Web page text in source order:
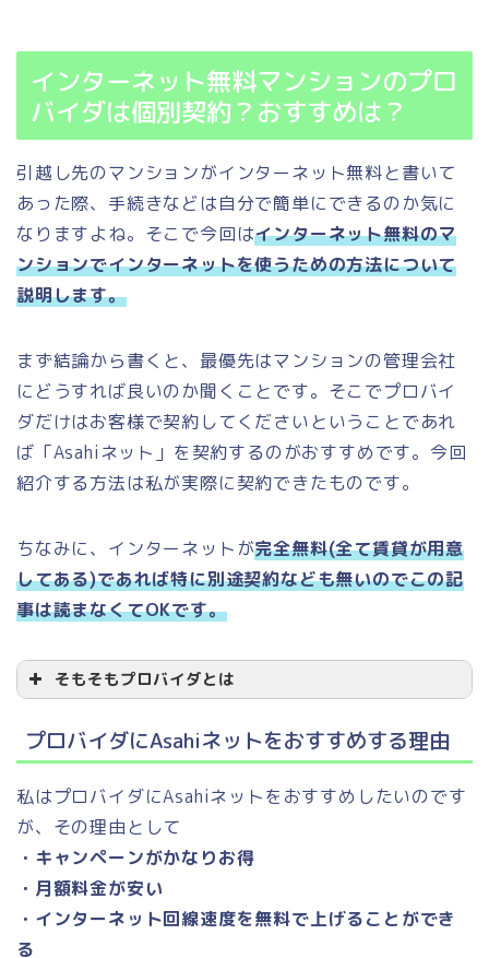
インターネット無料マンションのプロ
バイダは個別契約？おすすめは？
引越し先のマンションがインターネット無料と書いて
あった際、手続きなどは自分で簡単にできるのか気に
なりますよね。そこで今回はインターネット無料のマ
ンションでインターネットを使うための方法について
説明します。
まず結論から書くと、最優先はマンションの管理会社
にどうすれば良いのか聞くことです。そこでプロバイ
ダだけはお客様で契約してくださいということであれ
ば「Asahiネット」を契約するのがおすすめです。今回
紹介する方法は私が実際に契約できたものです。
ちなみに、インターネットが完全無料(全て賃貸が用意
してある)であれば特に別途契約なども無いのでこの記
事は読まなくてOKです。
そもそもプロバイダとは
回線業者
プロバイダにAsahiネットをおすすめする理由
私はプロバイダにAsahiネットをおすすめしたいのです
が、その理由として
・キャンペーンがかなりお得
・月額料金が安い
・インターネット回線速度を無料で上げることができ
る